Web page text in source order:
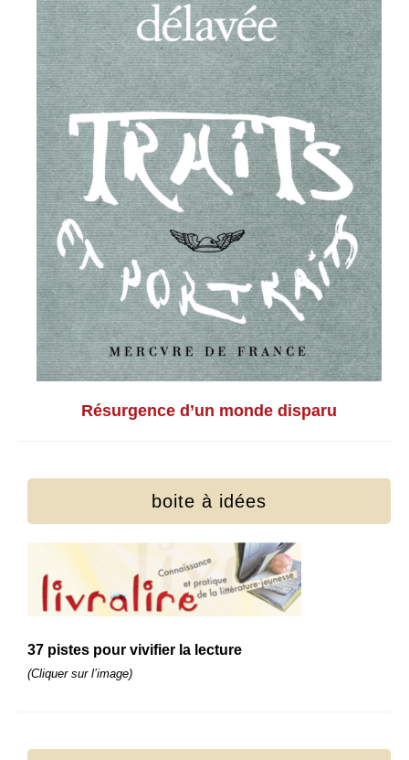
Résurgence d’un monde disparu
boite à idées
37 pistes pour vivifier la lecture
(Cliquer sur l’image)